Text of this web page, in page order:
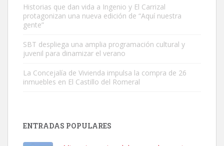
Gato manso encontrado
Este gato macho ha aparecido en la calle hace menos de un mes,
es muy manso y extremadamente cari...
hembra, 4 años. Por motivos personales ...
Historias que dan vida a Ingenio y El Carrizal
protagonizan una nueva edición de “Aquí nuestra
gente”
SBT despliega una amplia programación cultural y
juvenil para dinamizar el verano
La Concejalía de Vivienda impulsa la compra de 26
inmuebles en El Castillo del Romeral
ENTRADAS POPULARES